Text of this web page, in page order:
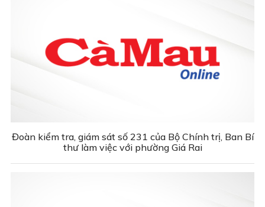
Đoàn kiểm tra, giám sát số 231 của Bộ Chính trị, Ban Bí
thư làm việc với phường Giá Rai